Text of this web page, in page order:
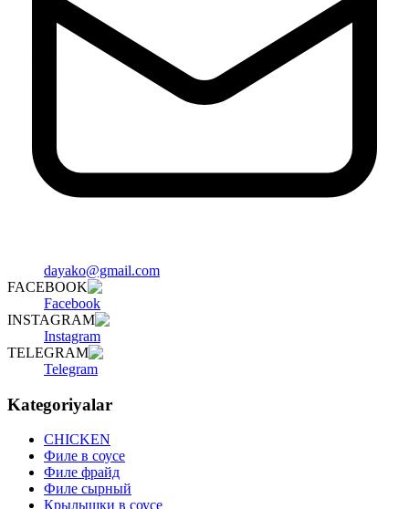
dayako@gmail.com
FACEBOOK
Facebook
INSTAGRAM
Instagram
TELEGRAM
Telegram
Kategoriyalar
CHICKEN
Филе в соусе
Филе фрайд
Филе сырный
Крылышки в соусе